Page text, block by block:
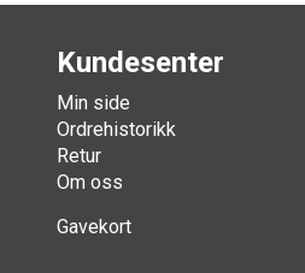
Kundesenter
Min side
Ordrehistorikk
Retur
Om oss
Gavekort